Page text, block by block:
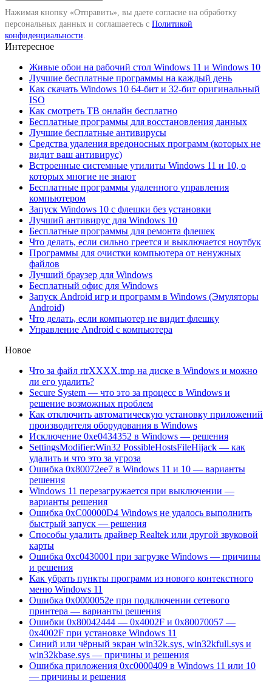
Нажимая кнопку «Отправить», вы даете согласие на обработку
персональных данных и соглашаетесь с Политикой
конфиденциальности.
Интересное
Живые обои на рабочий стол Windows 11 и Windows 10
Лучшие бесплатные программы на каждый день
Как скачать Windows 10 64-бит и 32-бит оригинальный
ISO
Как смотреть ТВ онлайн бесплатно
Бесплатные программы для восстановления данных
Лучшие бесплатные антивирусы
Средства удаления вредоносных программ (которых не
видит ваш антивирус)
Встроенные системные утилиты Windows 11 и 10, о
которых многие не знают
Бесплатные программы удаленного управления
компьютером
Запуск Windows 10 с флешки без установки
Лучший антивирус для Windows 10
Бесплатные программы для ремонта флешек
Что делать, если сильно греется и выключается ноутбук
Программы для очистки компьютера от ненужных
файлов
Лучший браузер для Windows
Бесплатный офис для Windows
Запуск Android игр и программ в Windows (Эмуляторы
Android)
Что делать, если компьютер не видит флешку
Управление Android с компьютера
Новое
Что за файл rtrXXXX.tmp на диске в Windows и можно
ли его удалить?
Secure System — что это за процесс в Windows и
решение возможных проблем
Как отключить автоматическую установку приложений
производителя оборудования в Windows
Исключение 0xe0434352 в Windows — решения
SettingsModifier:Win32 PossibleHostsFileHijack — как
удалить и что это за угроза
Ошибка 0x80072ee7 в Windows 11 и 10 — варианты
решения
Windows 11 перезагружается при выключении —
варианты решения
Ошибка 0xC00000D4 Windows не удалось выполнить
быстрый запуск — решения
Способы удалить драйвер Realtek или другой звуковой
карты
Ошибка 0xc0430001 при загрузке Windows — причины
и решения
Как убрать пункты программ из нового контекстного
меню Windows 11
Ошибка 0x0000052e при подключении сетевого
принтера — варианты решения
Ошибки 0x80042444 — 0x4002F и 0x80070057 —
0x4002F при установке Windows 11
Синий или чёрный экран win32k.sys, win32kfull.sys и
win32kbase.sys — причины и решения
Ошибка приложения 0xc0000409 в Windows 11 или 10
— причины и решения